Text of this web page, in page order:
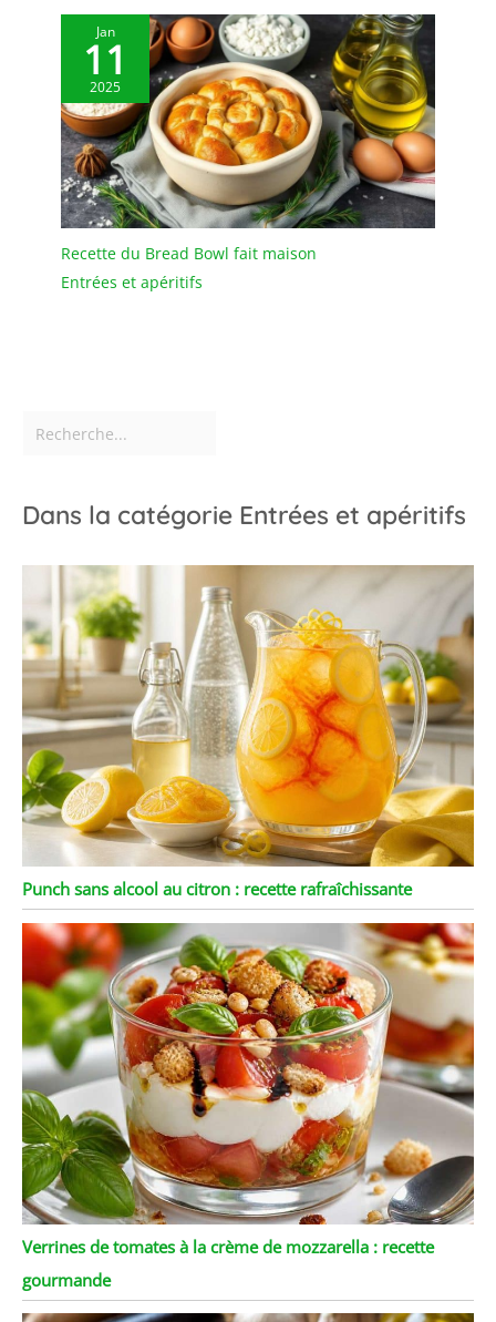
Jan
11
2025
Recette du Bread Bowl fait maison
Entrées et apéritifs
Dans la catégorie Entrées et apéritifs
Punch sans alcool au citron : recette rafraîchissante
Verrines de tomates à la crème de mozzarella : recette
gourmande